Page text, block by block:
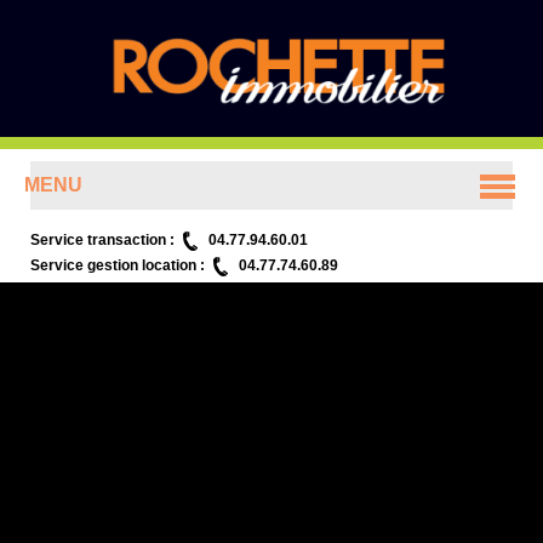
MENU
ANNONCES
Service transaction :
04.77.94.60.01
Service gestion location :
04.77.74.60.89